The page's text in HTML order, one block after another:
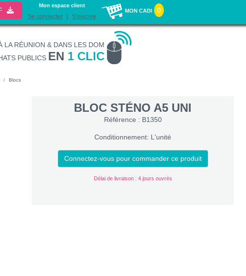
Mon espace client
Se connecter S'inscrire
MON CADI 0
LA RÉUNION & DANS LES DOM
PUBLICS EN 1 CLIC
Blocs
BLOC STÉNO A5 UNI
Référence : B1350
Conditionnement: L'unité
Connectez-vous pour commander ce produit
Délai de livraison : 4 jours ouvrés